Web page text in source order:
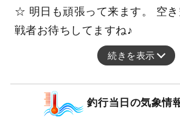
☆ 明日も頑張って来ます。 空
戦者お待ちしてますね♪
続きを表示
釣行当日の気象情